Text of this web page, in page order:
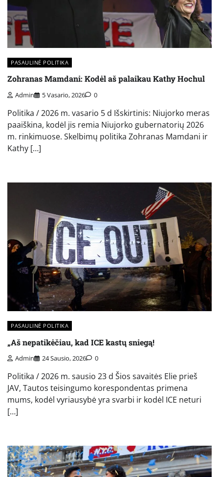
PASAULINĖ POLITIKA
Zohranas Mamdani: Kodėl aš palaikau Kathy Hochul
Admin 5 Vasario, 2026 0
Politika / 2026 m. vasario 5 d Išskirtinis: Niujorko meras
paaiškina, kodėl jis remia Niujorko gubernatorių 2026
m. rinkimuose. Skelbimų politika Zohranas Mamdani ir
Kathy […]
PASAULINĖ POLITIKA
„Aš nepatikėčiau, kad ICE kastų sniegą!
Admin 24 Sausio, 2026 0
Politika / 2026 m. sausio 23 d Šios savaitės Elie prieš
JAV, Tautos teisingumo korespondentas primena
mums, kodėl vyriausybė yra svarbi ir kodėl ICE neturi
[…]